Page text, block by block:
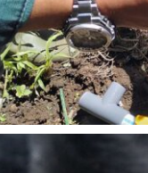
READ MORE
Siramot Irigasi